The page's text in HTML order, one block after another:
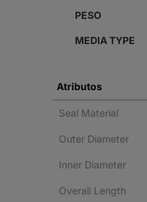
PESO
MEDIA TYPE
Atributos
Seal Material
Outer Diameter
Inner Diameter
Overall Length